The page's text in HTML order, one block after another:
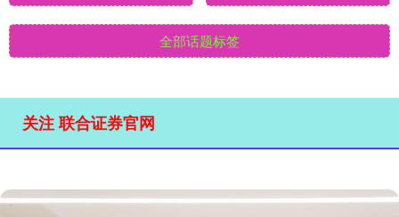
全部话题标签
关注 联合证券官网